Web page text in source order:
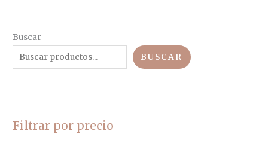
Buscar
BUSCAR
Filtrar por precio